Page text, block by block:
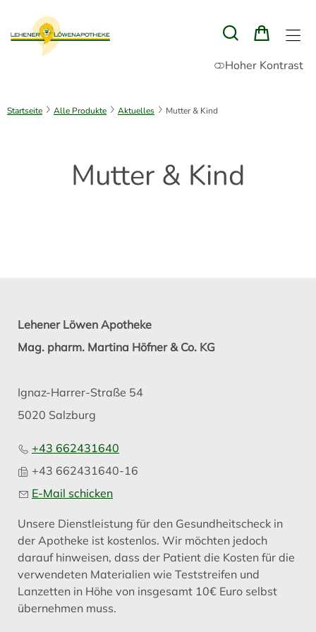
Hoher Kontrast
Startseite Alle Produkte Aktuelles Mutter & Kind
Mutter & Kind
Lehener Löwen Apotheke
Mag. pharm. Martina Höfner & Co. KG
Ignaz-Harrer-Straße 54
5020 Salzburg
+43 662431640
+43 662431640-16
E-Mail schicken
Unsere Dienstleistung für den Gesundheitscheck in
der Apotheke ist kostenlos. Wir möchten jedoch
darauf hinweisen, dass der Patient die Kosten für die
verwendeten Materialien wie Teststreifen und
Lanzetten in Höhe von insgesamt 10€ Euro selbst
übernehmen muss.